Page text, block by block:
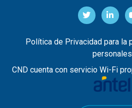
Política de Privacidad para la
personales
CND cuenta con servicio Wi-Fi